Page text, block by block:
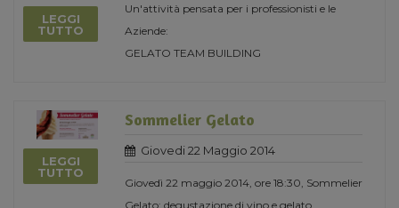
LEGGI
TUTTO
Un'attività pensata per i professionisti e le
Aziende:
GELATO TEAM BUILDING
LEGGI
TUTTO
Sommelier Gelato
Giovedi 22 Maggio 2014
Giovedì 22 maggio 2014, ore 18:30, Sommelier
Gelato: degustazione di vino e gelato